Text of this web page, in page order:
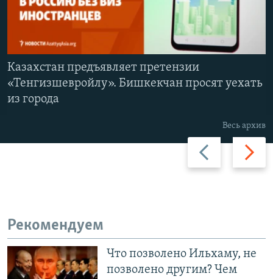
Previous
slide
Next
slide
Казахстан предъявляет претензии
«Тенгизшевройлу». Бишкекчан просят уехать
из города
Весь архив
Рекомендуем
Что позволено Ильхаму, не
позволено другим? Чем